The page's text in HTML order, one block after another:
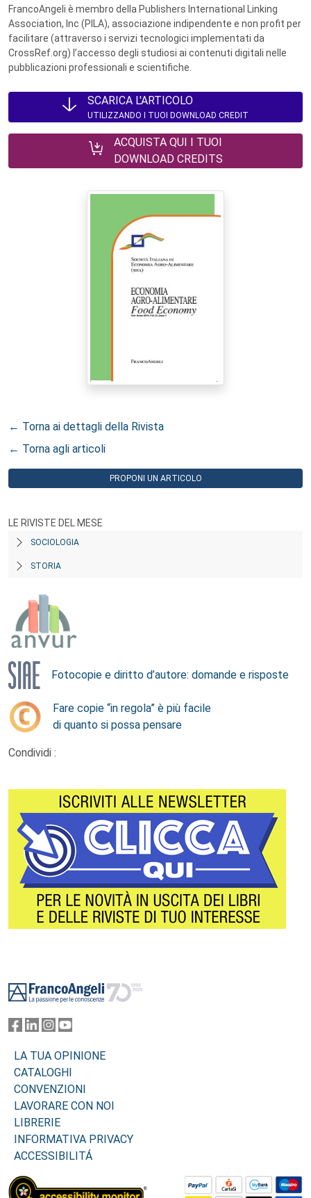
FrancoAngeli è membro della Publishers International Linking
Association, Inc (PILA), associazione indipendente e non profit per
facilitare (attraverso i servizi tecnologici implementati da
CrossRef.org) l’accesso degli studiosi ai contenuti digitali nelle
pubblicazioni professionali e scientifiche.
SCARICA L'ARTICOLO
UTILIZZANDO I TUOI DOWNLOAD CREDIT
ACQUISTA QUI I TUOI
DOWNLOAD CREDITS
← Torna ai dettagli della Rivista
← Torna agli articoli
PROPONI UN ARTICOLO
LE RIVISTE DEL MESE
SOCIOLOGIA
STORIA
Fotocopie e diritto d’autore: domande e risposte
Fare copie “in regola” è più facile
di quanto si possa pensare
Condividi :
LA TUA OPINIONE
CATALOGHI
CONVENZIONI
LAVORARE CON NOI
LIBRERIE
INFORMATIVA PRIVACY
ACCESSIBILITÁ